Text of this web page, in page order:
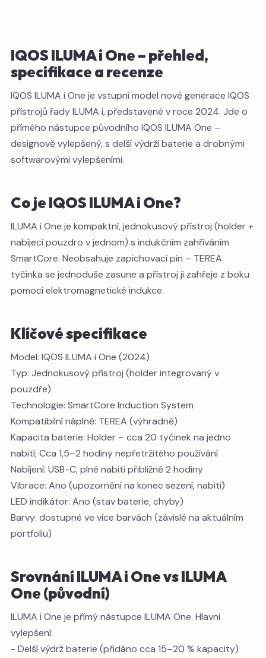
IQOS ILUMA i One – přehled,
specifikace a recenze
IQOS ILUMA i One je vstupní model nové generace IQOS
přístrojů řady ILUMA i, představené v roce 2024. Jde o
přímého nástupce původního IQOS ILUMA One –
designově vylepšený, s delší výdrží baterie a drobnými
softwarovými vylepšeními.
Co je IQOS ILUMA i One?
ILUMA i One je kompaktní, jednokusový přístroj (holder +
nabíjecí pouzdro v jednom) s indukčním zahříváním
SmartCore. Neobsahuje zapichovací pin – TEREA
tyčinka se jednoduše zasune a přístroj ji zahřeje z boku
pomocí elektromagnetické indukce.
Klíčové specifikace
Model: IQOS ILUMA i One (2024)
Typ: Jednokusový přístroj (holder integrovaný v
pouzdře)
Technologie: SmartCore Induction System
Kompatibilní náplně: TEREA (výhradně)
Kapacita baterie: Holder – cca 20 tyčinek na jedno
nabití; Cca 1,5–2 hodiny nepřetržitého používání
Nabíjení: USB-C, plné nabití přibližně 2 hodiny
Vibrace: Ano (upozornění na konec sezení, nabití)
LED indikátor: Ano (stav baterie, chyby)
Barvy: dostupné ve více barvách (závislé na aktuálním
portfoliu)
Srovnání ILUMA i One vs ILUMA
One (původní)
ILUMA i One je přímý nástupce ILUMA One. Hlavní
vylepšení:
- Delší výdrž baterie (přidáno cca 15–20 % kapacity)